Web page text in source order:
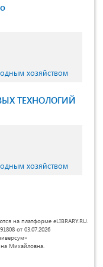
хозяйством
ТЕХНОЛОГИЙ
хозяйством
на платформе eLIBRARY.RU.
от 03.07.2026
Михайловна.